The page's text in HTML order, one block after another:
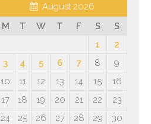
August 2026
M
T W T F S
S
1
2
3
4 5 6 7 8
9
10
11 12 13 14 15
16
17
18 19 20 21 22
23
24
25 26 27 28 29
30